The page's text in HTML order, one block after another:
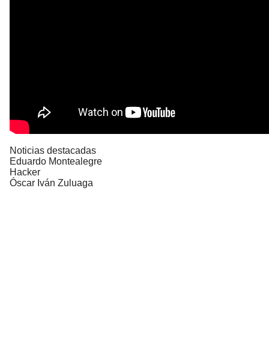
Noticias destacadas
Eduardo Montealegre
Hacker
Óscar Iván Zuluaga